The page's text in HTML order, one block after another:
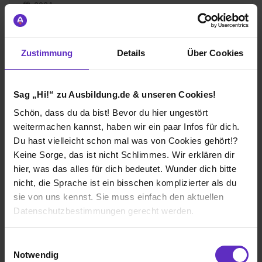
Zustimmung Details Über Cookies
Sag „Hi!“ zu Ausbildung.de & unseren Cookies!
Schön, dass du da bist! Bevor du hier ungestört
weitermachen kannst, haben wir ein paar Infos für dich.
Du hast vielleicht schon mal was von Cookies gehört!?
Keine Sorge, das ist nicht Schlimmes. Wir erklären dir
hier, was das alles für dich bedeutet. Wunder dich bitte
nicht, die Sprache ist ein bisschen komplizierter als du
sie von uns kennst. Sie muss einfach den aktuellen
Datenschutzbestimmungen gerecht werden.
Notwendig
2024
Noch in der Ausbildung
Ich würde diese Firma
weiterempfehlen!
Wie gefällt dir die Ausbildung bei deiner
Firma?